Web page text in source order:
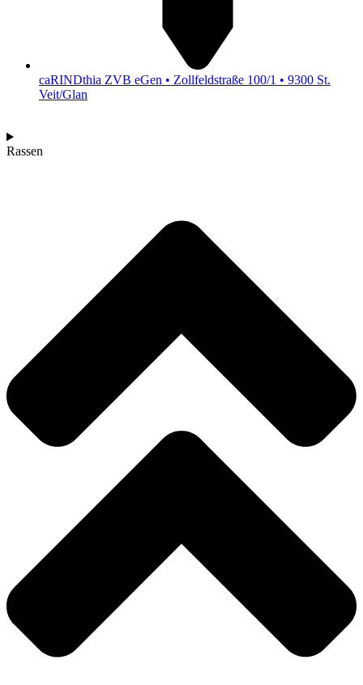
caRINDthia ZVB eGen • Zollfeldstraße 100/1 • 9300 St.
Veit/Glan
Rassen